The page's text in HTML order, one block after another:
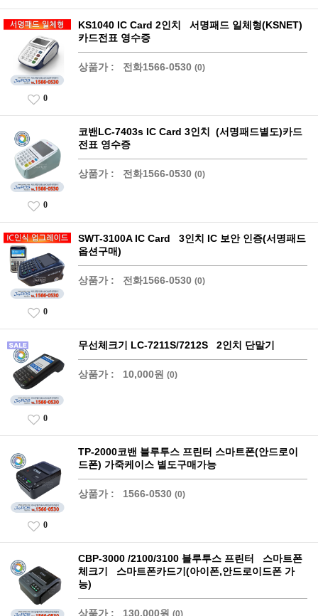
KS1040 IC Card 2인치 서명패드 일체형(KSNET)
카드전표 영수증
상품가 : 전화1566-0530 (0)
0
코밴LC-7403s IC Card 3인치 (서명패드별도)카드
전표 영수증
상품가 : 전화1566-0530 (0)
0
SWT-3100A IC Card 3인치 IC 보안 인증(서명패드
옵션구매)
상품가 : 전화1566-0530 (0)
0
무선체크기 LC-7211S/7212S 2인치 단말기
상품가 : 10,000원 (0)
0
TP-2000코밴 블루투스 프린터 스마트폰(안드로이
드폰) 가죽케이스 별도구매가능
상품가 : 1566-0530 (0)
0
CBP-3000 /2100/3100 블루투스 프린터 스마트폰
체크기 스마트폰카드기(아이폰,안드로이드폰 가
능)
상품가 : 130,000원 (0)